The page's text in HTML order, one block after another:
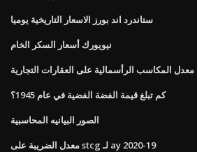
ستاندرد اند بورز الاسعار التاريخية يوميا
نيويورك أسعار السكر الخام
معدل المكاسب الرأسمالية على العقارات التجارية
كم تبلغ قيمة الفضة الفضية في عام 1945؟
الصور البيانيه المحاسبية
معدل الضريبة على stcg لـ ay 2020-19